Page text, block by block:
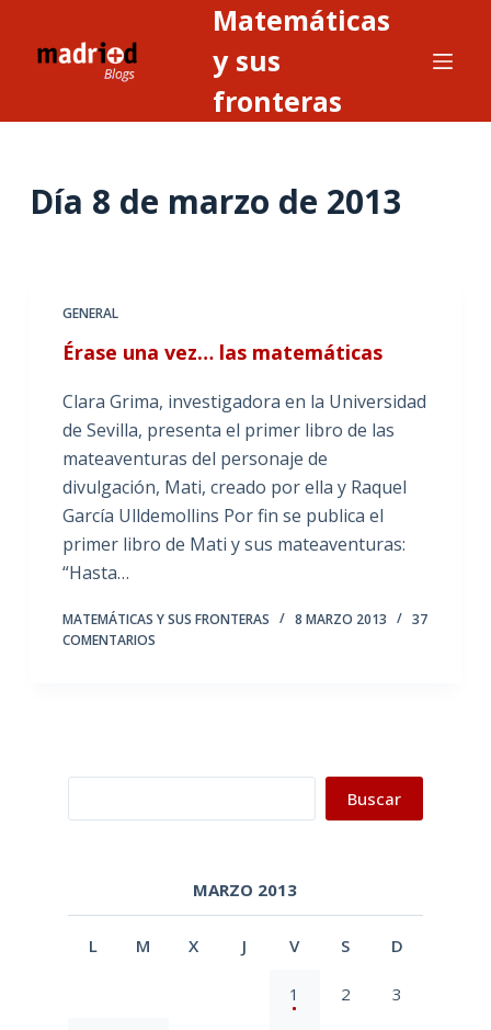
Matemáticas
y sus
fronteras
Día 8 de marzo de 2013
GENERAL
Érase una vez… las matemáticas
Clara Grima, investigadora en la Universidad
de Sevilla, presenta el primer libro de las
mateaventuras del personaje de
divulgación, Mati, creado por ella y Raquel
García Ulldemollins Por fin se publica el
primer libro de Mati y sus mateaventuras:
“Hasta…
MATEMÁTICAS Y SUS FRONTERAS 8 MARZO 2013
37
COMENTARIOS
Buscar
MARZO 2013
L M X J V S D
1 2 3